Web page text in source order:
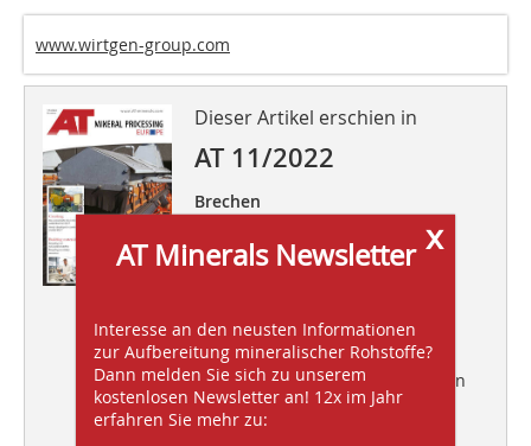
www.wirtgen-group.com
Dieser Artikel erschien in
AT 11/2022
Brechen
Neu entwickelter
Exzenterwalzenbrecher ERC ®
Baustoffe
Recycling von Sekundärrohstoffen
x
AT Minerals Newsletter
Interesse an den neusten Informationen
zur Aufbereitung mineralischer Rohstoffe?
Dann melden Sie sich zu unserem
kostenlosen Newsletter an! 12x im Jahr
erfahren Sie mehr zu: